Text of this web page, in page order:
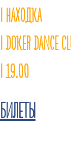
| НАХОДКА
| DOKER DANCE
| 19.00
БИЛЕТЫ